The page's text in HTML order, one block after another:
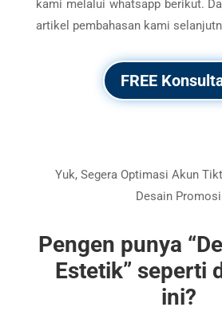
kami melalui whatsapp berikut.
artikel pembahasan kami
FREE
Yuk, Segera Optimasi Akun
Desain Promosi
Pengen punya “
Estetik” seperti
ini?